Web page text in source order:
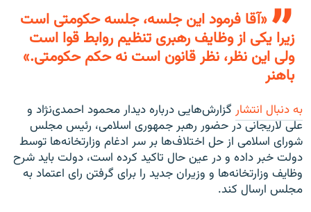
«آقا فرمود این جلسه، جلسه حکومتی است
زیرا یکی از وظایف رهبری تنظیم روابط قوا است
ولی این نظر، نظر قانون است نه حکم حکومتی.»
باهنر
به دنبال انتشار گزارش‌هایی درباره دیدار محمود احمدی‌نژاد و
علی لاریجانی در حضور رهبر جمهوری اسلامی، رئیس مجلس
شورای اسلامی از حل اختلاف‌ها بر سر ادغام وزارتخانه‌ها توسط
دولت خبر داده و در عین حال تاکید کرده است، دولت باید شرح
وظایف وزارتخانه‌ها و وزیران جدید را برای گرفتن رای اعتماد به
مجلس ارسال کند.